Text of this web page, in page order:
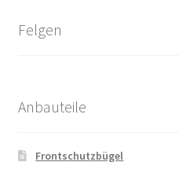
Felgen
Anbauteile
Frontschutzbügel